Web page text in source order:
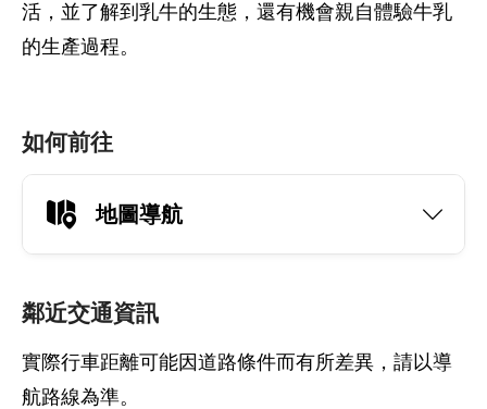
活，並了解到乳牛的生態，還有機會親自體驗牛乳
的生產過程。
如何前往
地圖導航
鄰近交通資訊
實際行車距離可能因道路條件而有所差異，請以導
航路線為準。